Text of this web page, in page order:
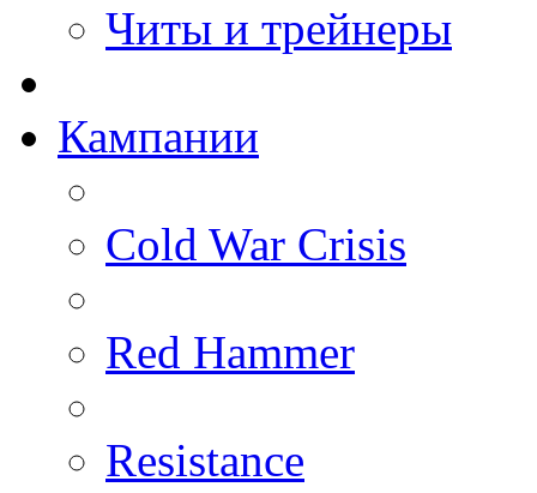
Читы и трейнеры
Кампании
Cold War Crisis
Red Hammer
Resistance